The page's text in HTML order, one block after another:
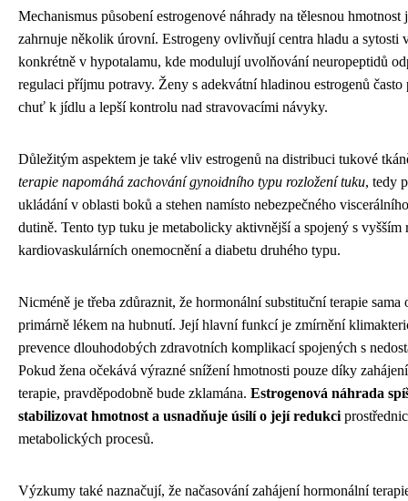
Mechanismus působení estrogenové náhrady na tělesnou hmotnost
zahrnuje několik úrovní. Estrogeny ovlivňují centra hladu a sytosti
konkrétně v hypotalamu, kde modulují uvolňování neuropeptidů
regulaci příjmu potravy. Ženy s adekvátní hladinou estrogenů
chuť k jídlu a lepší kontrolu nad stravovacími návyky.
Důležitým aspektem je také vliv estrogenů na distribuci tukové
terapie napomáhá zachování gynoidního typu rozložení tuku, tedy
ukládání v oblasti boků a stehen namísto nebezpečného
dutině. Tento typ tuku je metabolicky aktivnější a spojený s vyšším
kardiovaskulárních onemocnění a diabetu druhého typu.
Nicméně je třeba zdůraznit, že hormonální substituční terapie sama
primárně lékem na hubnutí. Její hlavní funkcí je zmírnění
prevence dlouhodobých zdravotních komplikací spojených s
Pokud žena očekává výrazné snížení hmotnosti pouze díky
terapie, pravděpodobně bude zklamána. Estrogenová náhrada
stabilizovat hmotnost a usnadňuje úsilí o její redukci
metabolických procesů.
Výzkumy také naznačují, že načasování zahájení hormonální